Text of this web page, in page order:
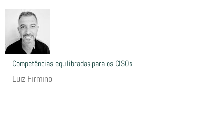
Competências equilibradas para os CISOs
Luiz Firmino